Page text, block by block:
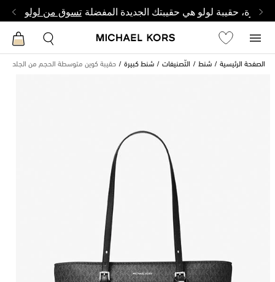
وصغيرة، حقيبة لولو هي حقيبتك الجديدة المفضلة تسوق من لولو
الصفحة الرئيسية شنط التّصنيفات شنط كبيرة حقيبة كوين متوسطة الحجم من الجلد